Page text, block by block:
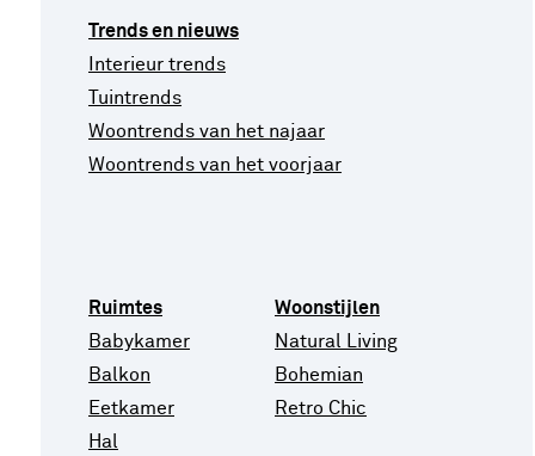
Trends en nieuws
Interieur trends
Tuintrends
Woontrends van het najaar
Woontrends van het voorjaar
Ruimtes
Babykamer
Balkon
Eetkamer
Hal
Woonstijlen
Natural Living
Bohemian
Retro Chic